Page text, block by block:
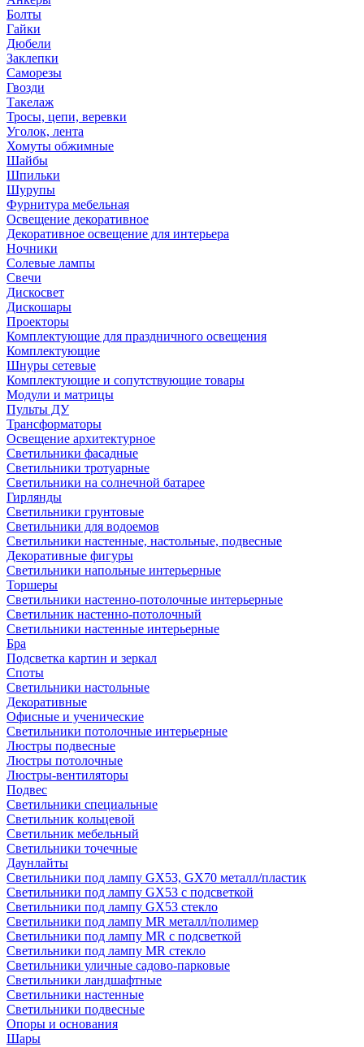
Болты
Гайки
Дюбели
Заклепки
Саморезы
Гвозди
Такелаж
Тросы, цепи, веревки
Уголок, лента
Хомуты обжимные
Шайбы
Шпильки
Шурупы
Фурнитура мебельная
Освещение декоративное
Декоративное освещение для интерьера
Ночники
Солевые лампы
Свечи
Дискосвет
Дискошары
Проекторы
Комплектующие для праздничного освещения
Комплектующие
Шнуры сетевые
Комплектующие и сопутствующие товары
Модули и матрицы
Пульты ДУ
Трансформаторы
Освещение архитектурное
Светильники фасадные
Светильники тротуарные
Светильники на солнечной батарее
Гирлянды
Светильники грунтовые
Светильники для водоемов
Светильники настенные, настольные, подвесные
Декоративные фигуры
Светильники напольные интерьерные
Торшеры
Светильники настенно-потолочные интерьерные
Светильник настенно-потолочный
Светильники настенные интерьерные
Бра
Подсветка картин и зеркал
Споты
Светильники настольные
Декоративные
Офисные и ученические
Светильники потолочные интерьерные
Люстры подвесные
Люстры потолочные
Люстры-вентиляторы
Подвес
Светильники специальные
Светильник кольцевой
Светильник мебельный
Светильники точечные
Даунлайты
Светильники под лампу GX53, GX70 металл/пластик
Светильники под лампу GX53 с подсветкой
Светильники под лампу GX53 стекло
Светильники под лампу MR металл/полимер
Светильники под лампу MR с подсветкой
Светильники под лампу MR стекло
Светильники уличные садово-парковые
Светильники ландшафтные
Светильники настенные
Светильники подвесные
Опоры и основания
Шары